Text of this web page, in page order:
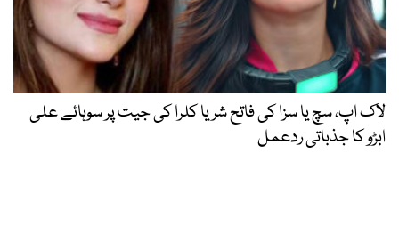
لاک اپ، سچ یا سزا کی فاتح شریا کلرا کی جیت پر سوہائے علی
ابڑو کا جذباتی ردعمل